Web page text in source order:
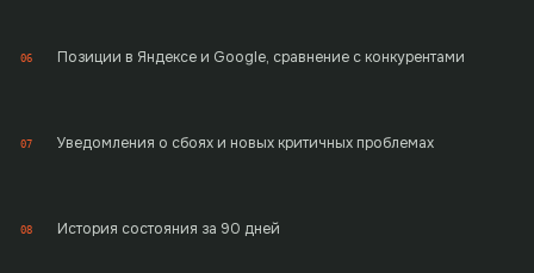
06 Позиции в Яндексе и Google, сравнение с конкурентами
07 Уведомления о сбоях и новых критичных проблемах
08 История состояния за 90 дней